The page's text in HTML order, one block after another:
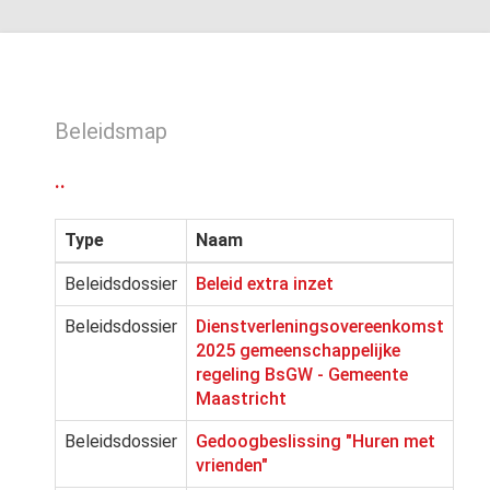
Beleidsmap
..
Type Naam
Beleidsdossier Beleid extra inzet
Beleidsdossier
Dienstverleningsovereenkomst
2025 gemeenschappelijke
regeling BsGW - Gemeente
Maastricht
Beleidsdossier
Gedoogbeslissing "Huren met
vrienden"